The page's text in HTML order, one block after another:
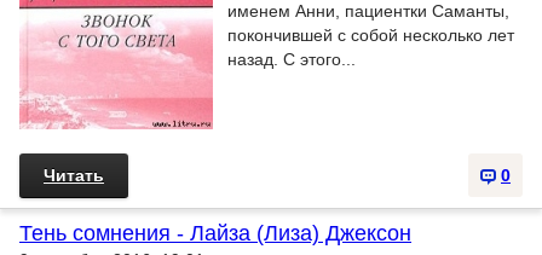
именем Анни, пациентки Саманты,
покончившей с собой несколько лет
назад. С этого...
0
Читать
Тень сомнения - Лайза (Лиза) Джексон